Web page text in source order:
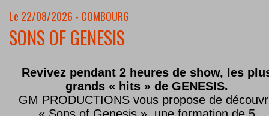
Le 22/08/2026 - COMBOURG
SONS OF GENESIS
Revivez pendant 2 heures de show, les
grands « hits » de GENESIS.
GM PRODUCTIONS vous propose de